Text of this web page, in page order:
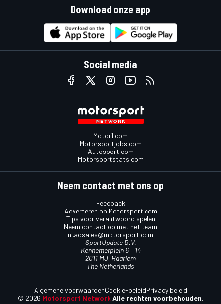
Download onze app
Social media
Motor1.com
Motorsportjobs.com
Autosport.com
Motorsportstats.com
Neem contact met ons op
Feedback
Adverteren op Motorsport.com
Tips voor verantwoord spelen
Neem contact op met het team
nl.adsales@motorsport.com
SportUpdate B.V.
Kennemerplein 6 – 14
2011 MJ, Haarlem
The Netherlands
© 2026 Motorsport Network Alle rechten voorbehouden.
Algemene voorwaardenCookie-beleidPrivacy beleid